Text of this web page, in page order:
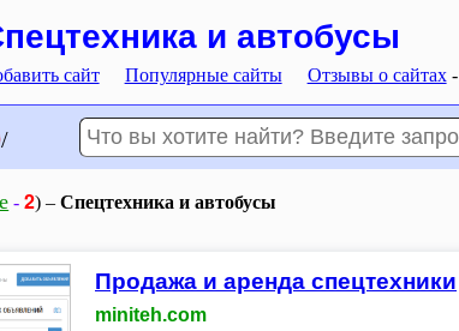
и автобусы
сайт Популярные сайты Отзывы о сайтах-
/
- 2) –Спецтехника и автобусы
Продажа и аренда спецтехники
miniteh.com